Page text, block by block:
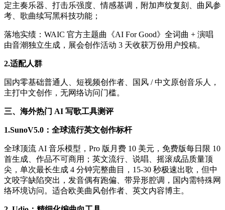
定主奏乐器、打击乐强度、情感基调，附加声纹复刻、曲风参
考、歌曲续写黑科技功能；
落地实绩：WAIC 官方主题曲《AI For Good》全词曲 + 演唱
由音潮独立生成，展会创作活动 3 天收获万份用户投稿。
2.适配人群
国内零基础普通人、短视频创作者、国风 / 中文原创音乐人，
主打中文创作，无网络访问门槛。
三、海外热门 AI 写歌工具测评
1.SunoV5.0：全球流行英文创作标杆
全球顶流 AI 音乐模型，Pro 版月费 10 美元，免费版每日限 10
首生成、作品不可商用；英文流行、说唱、摇滚成品质量顶
尖，单次最长生成 4 分钟完整曲目，15-30 秒极速出歌，但中
文咬字缺陷突出，发音偶有跑偏、带异形腔调，国内需特殊网
络环境访问。适合欧美曲风创作者、英文内容博主。